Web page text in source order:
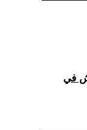
في